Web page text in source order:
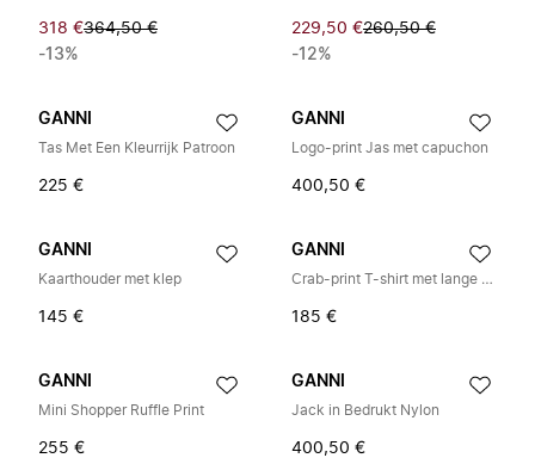
318 €364,50 €
-13%
229,50 €260,50 €
-12%
GANNI
Tas Met Een Kleurrijk Patroon
225 €
GANNI
Logo-print Jas met capuchon
400,50 €
GANNI
Kaarthouder met klep
145 €
GANNI
Crab-print T-shirt met lange mouwen
185 €
GANNI
Mini Shopper Ruffle Print
255 €
GANNI
Jack in Bedrukt Nylon
400,50 €